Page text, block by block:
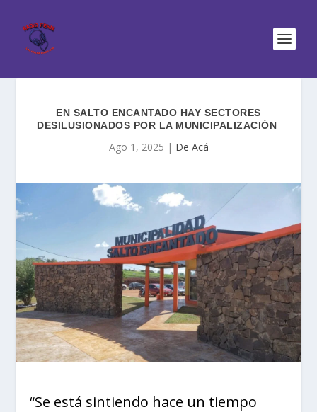
EN SALTO ENCANTADO HAY SECTORES
DESILUSIONADOS POR LA MUNICIPALIZACIÓN
Ago 1, 2025 | De Acá
“Se está sintiendo hace un tiempo